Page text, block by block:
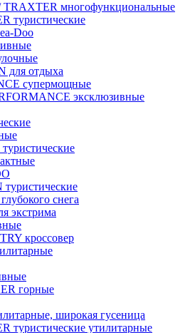
TRAXTER многофункциональные
туристические
Doo
для отдыха
супермощные
эксклюзивные
снега
экстрима
кроссовер
горные
широкая гусеница
туристические утилитарные